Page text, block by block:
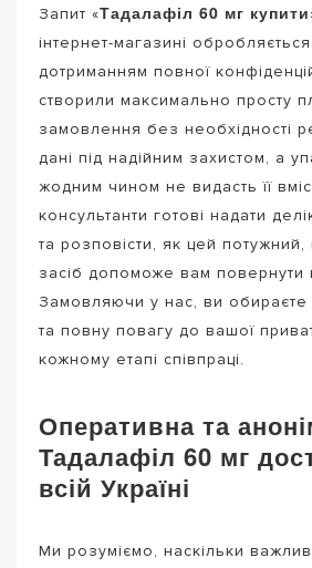
Запит «Тадалафіл 60 мг купити
інтернет-магазині
дотриманням повної
створили максимально просту
замовлення без необхідності
дані під надійним захистом, а
жодним чином не видасть її
консультанти готові надати
та розповісти, як цей потужний,
засіб допоможе вам повернути
Замовляючи у нас, ви обираєте
та повну повагу до вашої
кожному етапі співпраці.
Оперативна та
Тадалафіл 60 мг
всій Україні
Ми розуміємо, наскільки